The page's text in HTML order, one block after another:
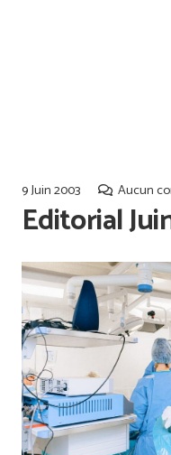
9 Juin 2003 Aucun
Editorial